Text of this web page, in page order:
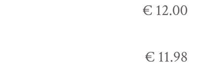
€ 12.00
€ 11.98